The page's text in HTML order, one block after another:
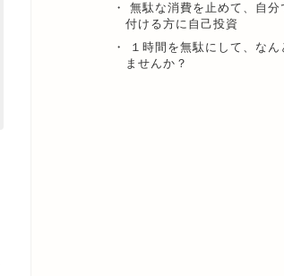
無駄な消費を止めて、自分
付ける方に自己投資
１時間を無駄にして、な
ませんか？